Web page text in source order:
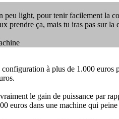
peu light, pour tenir facilement la
prendre ça, mais tu iras pas sur la
à plus de 1.000
le gain de puissance par
euros dans une machine qui